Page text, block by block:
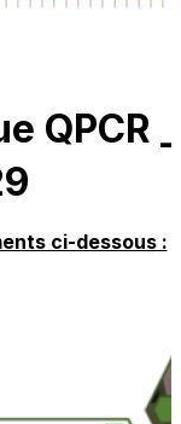
QPCR _
ci-dessous :